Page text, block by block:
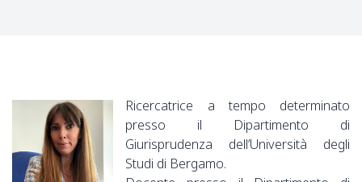
Ricercatrice a tempo determinato
presso il Dipartimento di
Giurisprudenza dell’Università degli
Studi di Bergamo.